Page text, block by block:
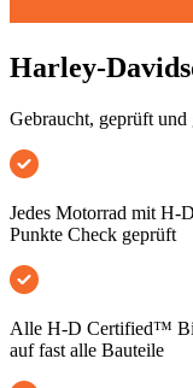
Harley-
Gebraucht, geprüft und
Jedes Motorrad mit H-
Punkte Check geprüft
Alle H-D Certified™
auf fast alle Bauteile